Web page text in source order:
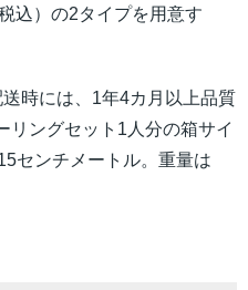
込）の2タイプを用意す
時には、1年4カ月以上品質
リングセット1人分の箱サイ
センチメートル。重量は